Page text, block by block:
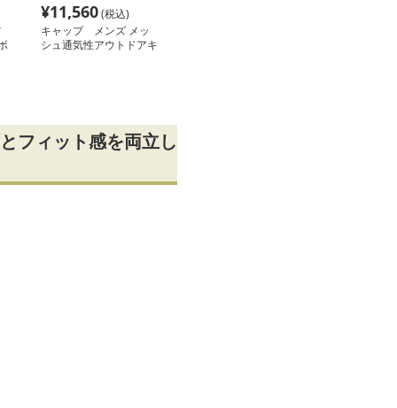
¥11,560(税込)
キャップ メンズ メッ
シュ通気性アウトドアキ
フィット感を両立し